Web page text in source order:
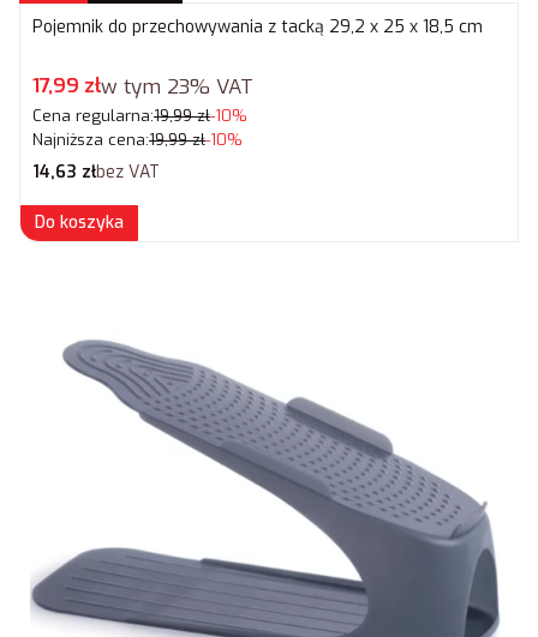
Pojemnik do przechowywania z tacką 29,2 x 25 x 18,5 cm
Cena promocyjna brutto
17,99 złw tym 23% VAT
Cena regularna:19,99 zł-10%
Najniższa cena:19,99 zł-10%
Cena netto
14,63 złbez VAT
Do koszyka